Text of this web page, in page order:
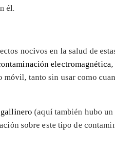
él.
nocivos en la salud de
electromagnética,
tanto sin usar como
gallinero (aquí también hubo un
sobre este tipo de